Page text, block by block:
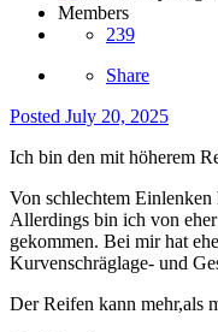
Members
239
Share
Posted July 20, 2025
Ich bin den mit höherem
Von schlechtem
Allerdings bin ich von
gekommen. Bei mir hat
Kurvenschräglage- und
Der Reifen kann mehr,als